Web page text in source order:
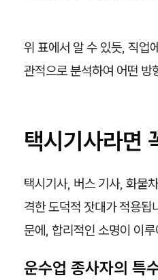
위 표에서 알 수 있듯, 직업
관적으로 분석하여 어떤 방
택시기사라면
택시기사, 버스 기사, 화물
격한 도덕적 잣대가 적용됩
문에, 합리적인 소명이 이
운수업 종사자의 특